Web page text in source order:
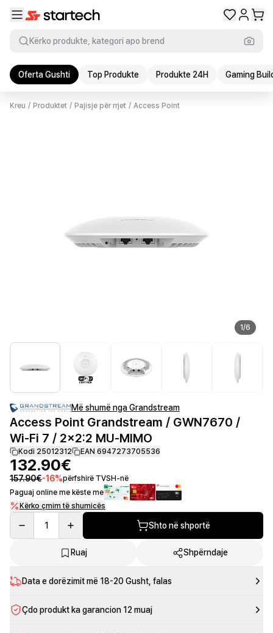
Kërko produkte, kategori apo brend
Oferta Gushti Top Produkte Produkte 24H Gaming
Kreu / Produktet / Pajisje për rrjet / Access Point
1/6
Më shumë nga Grandstream
Access Point Grandstream / GWN7670 /
Wi‑Fi 7 / 2x2:2 MU‑MIMO
Kodi 25012312 EAN 6947273705536
132.90€
157.90€-16%përfshirë TVSH-në
Paguaj online me këste me
Kërko çmim të shumicës
1 Shto në shportë
Ruaj Shpërndaje
Data e dorëzimit më 18-20 Gusht , falas
Çdo produkt ka garancion 12 muaj